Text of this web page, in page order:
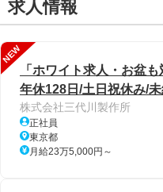
求人情報
NEW
「ホワイト求人・お盆
年休128日/土日祝休み/
株式会社三代川製作所
正社員
東京都
月給23万5,000円～